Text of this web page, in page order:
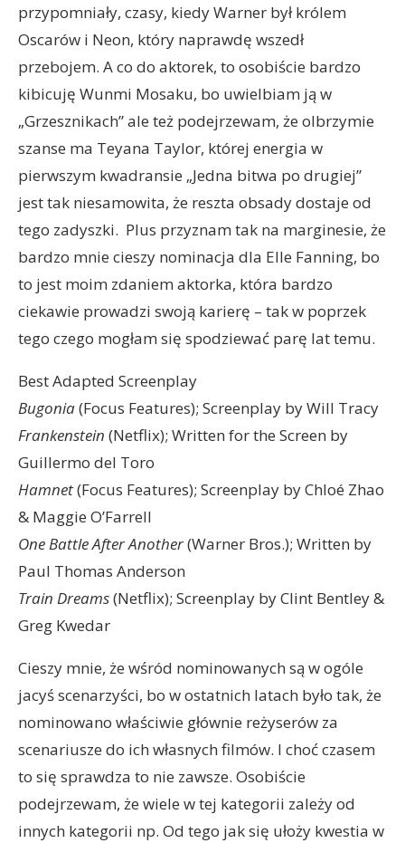
przypomniały, czasy, kiedy Warner był królem
Oscarów i Neon, który naprawdę wszedł
przebojem. A co do aktorek, to osobiście bardzo
kibicuję Wunmi Mosaku, bo uwielbiam ją w
„Grzesznikach” ale też podejrzewam, że olbrzymie
szanse ma Teyana Taylor, której energia w
pierwszym kwadransie „Jedna bitwa po drugiej”
jest tak niesamowita, że reszta obsady dostaje od
tego zadyszki. Plus przyznam tak na marginesie, że
bardzo mnie cieszy nominacja dla Elle Fanning, bo
to jest moim zdaniem aktorka, która bardzo
ciekawie prowadzi swoją karierę – tak w poprzek
tego czego mogłam się spodziewać parę lat temu.
Best Adapted Screenplay
Bugonia(Focus Features); Screenplay by Will Tracy
Frankenstein (Netflix); Written for the Screen by
Guillermo del Toro
Hamnet(Focus Features); Screenplay by Chloé Zhao
& Maggie O’Farrell
One Battle After Another(Warner Bros.); Written by
Paul Thomas Anderson
Train Dreams(Netflix); Screenplay by Clint Bentley &
Greg Kwedar
Cieszy mnie, że wśród nominowanych są w ogóle
jacyś scenarzyści, bo w ostatnich latach było tak, że
nominowano właściwie głównie reżyserów za
scenariusze do ich własnych filmów. I choć czasem
to się sprawdza to nie zawsze. Osobiście
podejrzewam, że wiele w tej kategorii zależy od
innych kategorii np. Od tego jak się ułoży kwestia w